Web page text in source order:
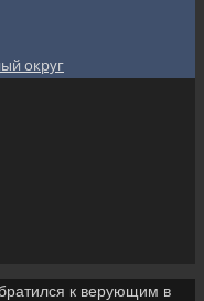
округ
к верующим в